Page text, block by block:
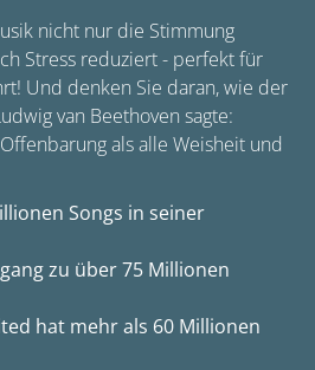
nicht nur die Stimmung
Stress reduziert - perfekt für
Und denken Sie daran, wie der
van Beethoven sagte:
als alle Weisheit und
Songs in seiner
zu über 75 Millionen
hat mehr als 60 Millionen